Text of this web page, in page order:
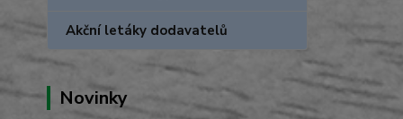
Akční letáky dodavatelů
Novinky